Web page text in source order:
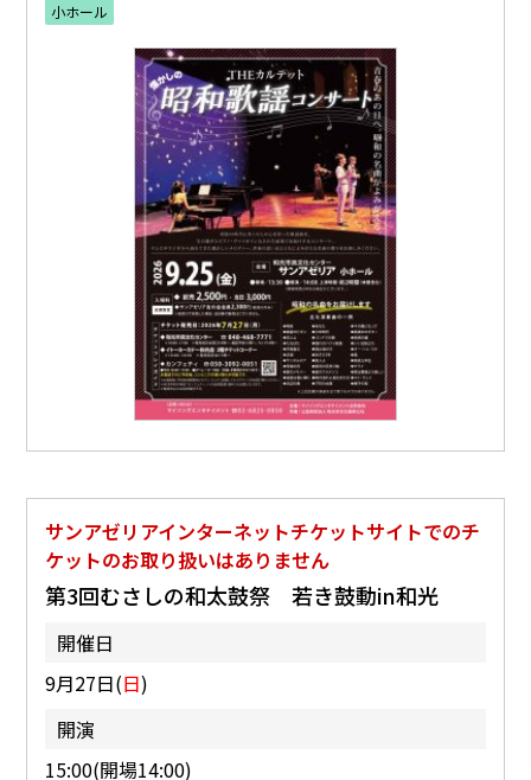
小ホール
サンアゼリアインターネットチケットサイトでのチ
ケットのお取り扱いはありません
第3回むさしの和太鼓祭 若き鼓動in和光
開催日
9月27日(日)
開演
15:00(開場14:00)